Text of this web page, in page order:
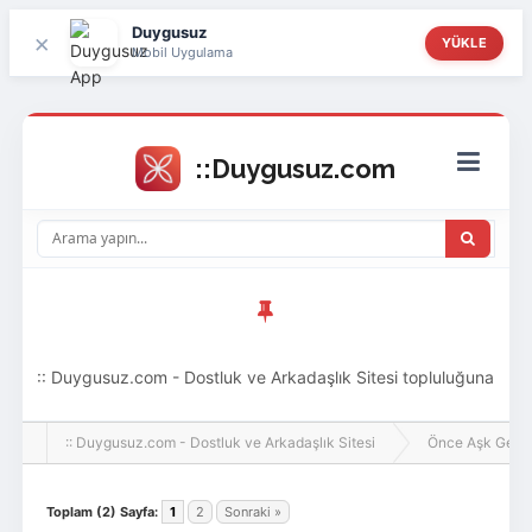
× Duygusuz
Mobil Uygulama
YÜKLE
:: Duygusuz.com - Dostluk ve Arkadaşlık Sitesi topluluğuna
hoş geldin ziyaretçi! Aramıza katılmak istersen kayıt
:: Duygusuz.com - Dostluk ve Arkadaşlık Sitesi Önce Aşk Gelir
Toplam (2) Sayfa: 1 2 Sonraki »